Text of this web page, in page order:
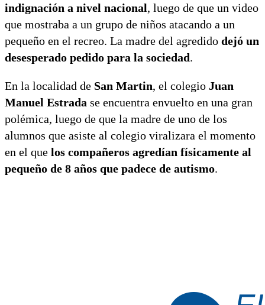
indignación a nivel nacional, luego de que un video
que mostraba a un grupo de niños atacando a un
pequeño en el recreo. La madre del agredido dejó un
desesperado pedido para la sociedad.
En la localidad de San Martin, el colegio Juan
Manuel Estrada se encuentra envuelto en una gran
polémica, luego de que la madre de uno de los
alumnos que asiste al colegio viralizara el momento
en el que los compañeros agredían físicamente al
pequeño de 8 años que padece de autismo.